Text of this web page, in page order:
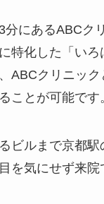
分にあるABCク
特化した「いろ
ABCクリニック
ことが可能です
ビルまで京都
を気にせず来